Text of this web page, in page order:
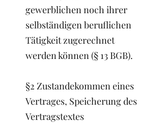
gewerblichen noch ihrer
selbständigen beruflichen
Tätigkeit zugerechnet
werden können (§ 13 BGB).
§2 Zustandekommen eines
Vertrages, Speicherung des
Vertragstextes